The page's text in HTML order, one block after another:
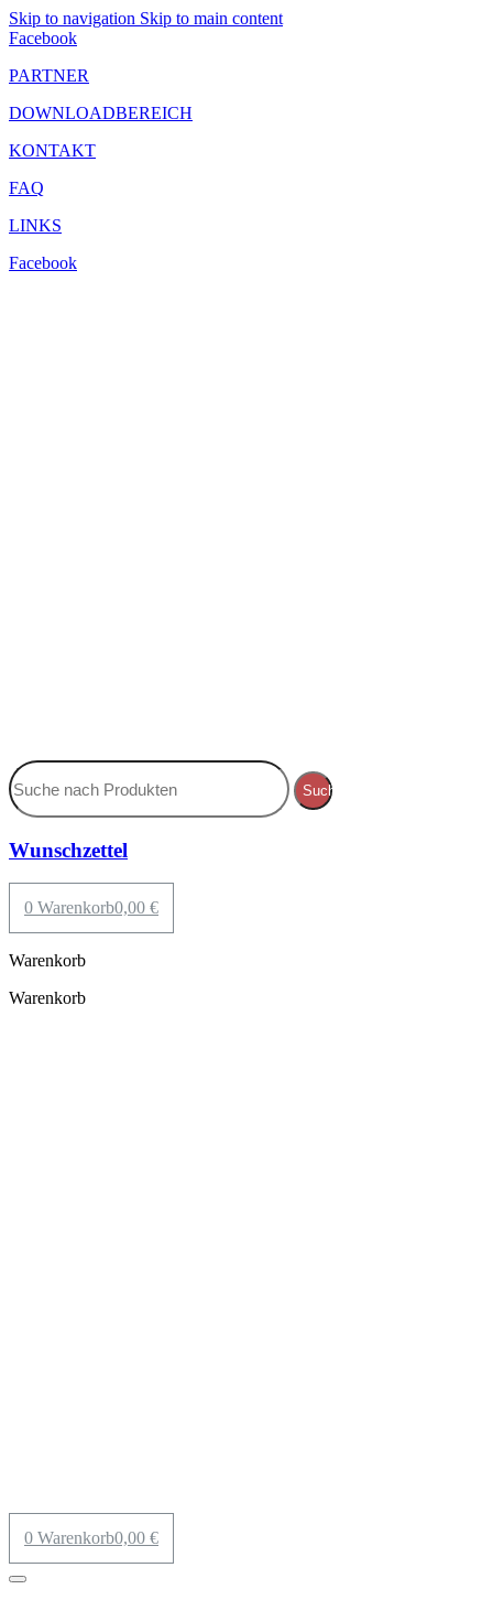
Skip to navigation Skip to main content
Facebook
PARTNER
DOWNLOADBEREICH
KONTAKT
FAQ
LINKS
Facebook
Suche
Wunschzettel
0,00 €
0 Warenkorb
Warenkorb
Warenkorb
0,00 €
0 Warenkorb